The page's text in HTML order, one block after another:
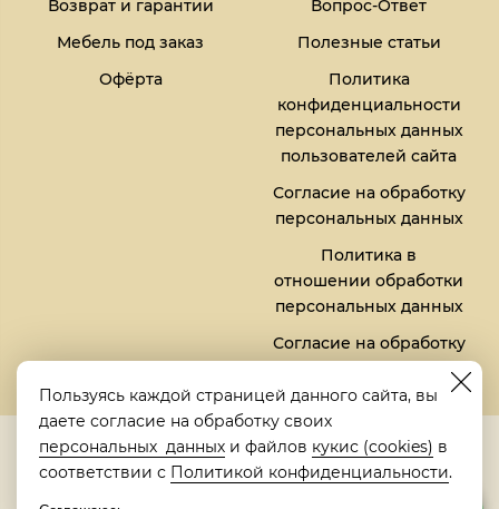
Возврат и гарантии
Мебель под заказ
Офёрта
Вопрос-Ответ
Полезные статьи
Политика
конфиденциальности
персональных данных
пользователей сайта
Согласие на обработку
персональных данных
Политика в
отношении обработки
персональных данных
Согласие на обработку
файлов кукис (cookies)
5,0
Рейтинг в Яндексе
Пользуясь каждой страницей данного сайта, вы
даете согласие на обработку своих
персональных данных и файлов кукис (cookies) в
соответствии с Политикой конфиденциальности.